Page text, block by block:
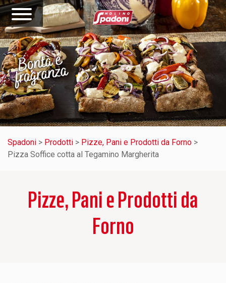
Spadoni > Prodotti > Pizze, Pani e Prodotti da Forno >
Pizza Soffice cotta al Tegamino Margherita
Pizze, Pani e Prodotti da
Forno